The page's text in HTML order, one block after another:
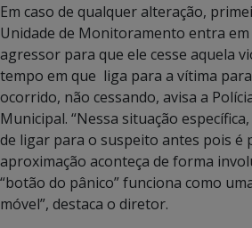
Em caso de qualquer alteração,
Unidade de Monitoramento entra
agressor para que ele cesse aquela
tempo em que liga para a vítima
ocorrido, não cessando, avisa a
Municipal. “Nessa situação
de ligar para o suspeito antes pois é
aproximação aconteça de forma
“botão do pânico” funciona como
móvel”, destaca o diretor.